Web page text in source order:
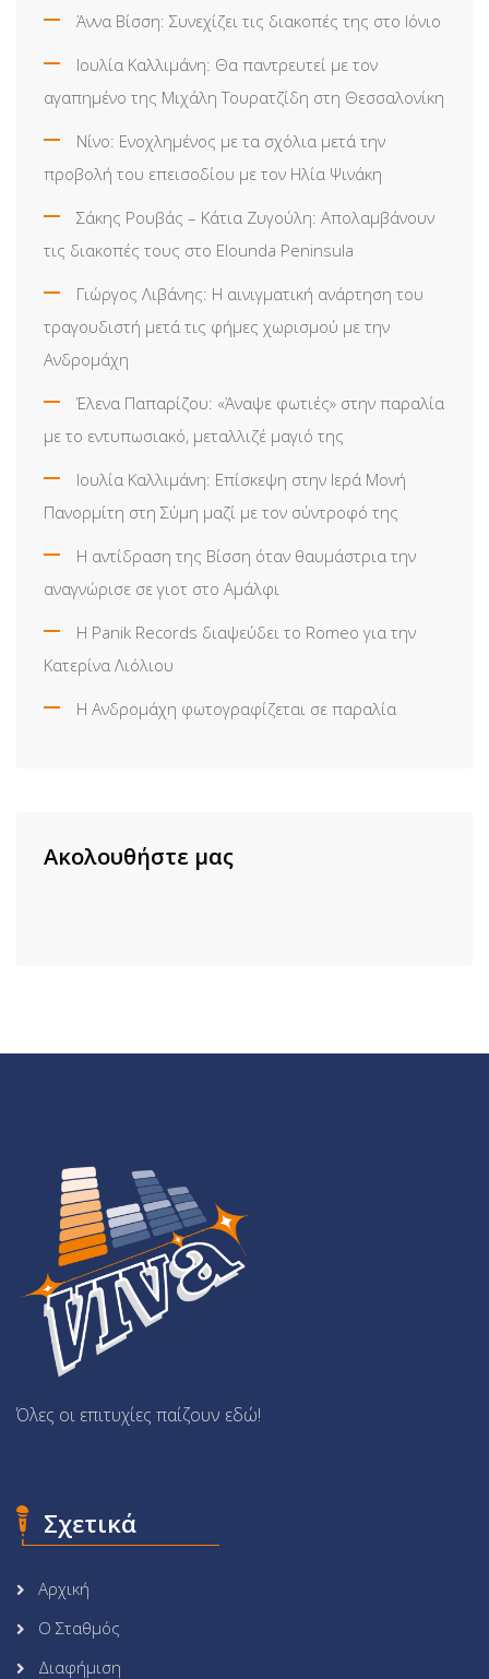
Άννα Βίσση: Συνεχίζει τις διακοπές της στο Ιόνιο
Ιουλία Καλλιμάνη: Θα παντρευτεί με τον
αγαπημένο της Μιχάλη Τουρατζίδη στη Θεσσαλονίκη
Νίνο: Ενοχλημένος με τα σχόλια μετά την
προβολή του επεισοδίου με τον Ηλία Ψινάκη
Σάκης Ρουβάς – Κάτια Ζυγούλη: Απολαμβάνουν
τις διακοπές τους στο Elounda Peninsula
Γιώργος Λιβάνης: Η αινιγματική ανάρτηση του
τραγουδιστή μετά τις φήμες χωρισμού με την
Ανδρομάχη
Έλενα Παπαρίζου: «Άναψε φωτιές» στην παραλία
με το εντυπωσιακό, μεταλλιζέ μαγιό της
Ιουλία Καλλιμάνη: Επίσκεψη στην Ιερά Μονή
Πανορμίτη στη Σύμη μαζί με τον σύντροφό της
Η αντίδραση της Βίσση όταν θαυμάστρια την
αναγνώρισε σε γιοτ στο Αμάλφι
Η Panik Records διαψεύδει το Romeo για την
Κατερίνα Λιόλιου
Η Ανδρομάχη φωτογραφίζεται σε παραλία
Ακολουθήστε μας
Όλες οι επιτυχίες παίζουν εδώ!
Σχετικά
Αρχική
Ο Σταθμός
Διαφήμιση